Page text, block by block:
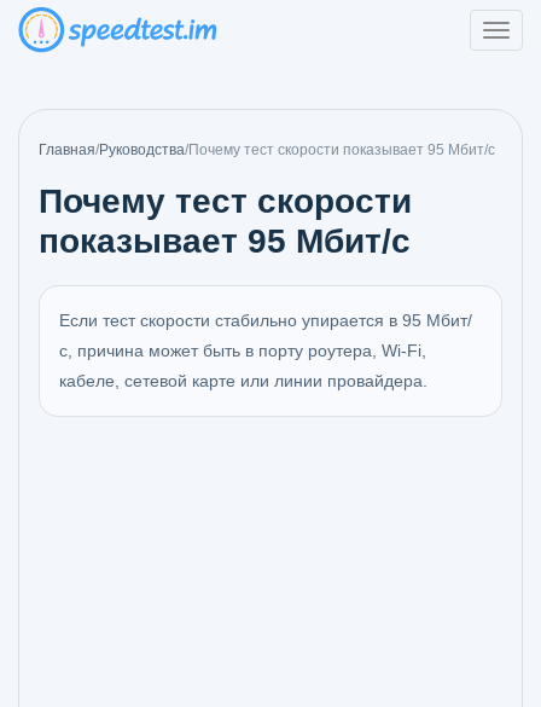
Главная/Руководства/Почему тест скорости показывает 95 Мбит/с
Почему тест скорости
показывает 95 Мбит/с
Если тест скорости стабильно упирается в 95 Мбит/
с, причина может быть в порту роутера, Wi‑Fi,
кабеле, сетевой карте или линии провайдера.